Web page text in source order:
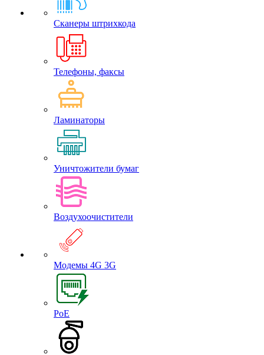
Сканеры штрихкода
Телефоны, факсы
Ламинаторы
Уничтожители бумаг
Воздухоочистители
Модемы 4G 3G
PoE